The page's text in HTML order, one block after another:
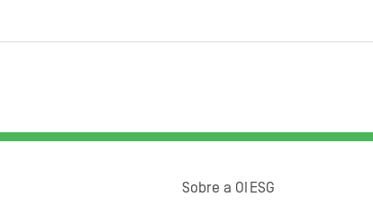
Sobre a OI ESG